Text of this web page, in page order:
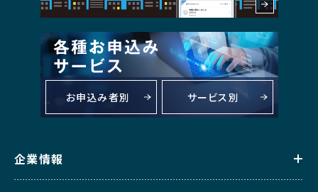
お申込み者別 サービス別
企業情報